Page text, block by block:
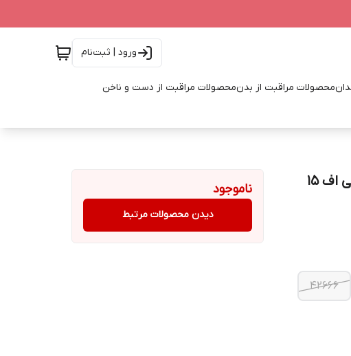
ورود | ثبت‌نام
محصولات مراقبت از بدنمحصولات مراقبت از دست و ناخن
رژلب آیکونیک مات جوردانی گلد اوریفلیم با اس پی اف 15
42666
ناموجود
دیدن محصولات مرتبط